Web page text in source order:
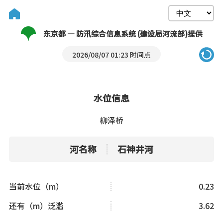
东京都 — 防汛综合信息系统 (建设局河流部)提供
2026/08/07 01:23 时间点
水位信息
柳泽桥
河名称 石神井河
当前水位（m）
0.23
还有（m）泛滥
3.62